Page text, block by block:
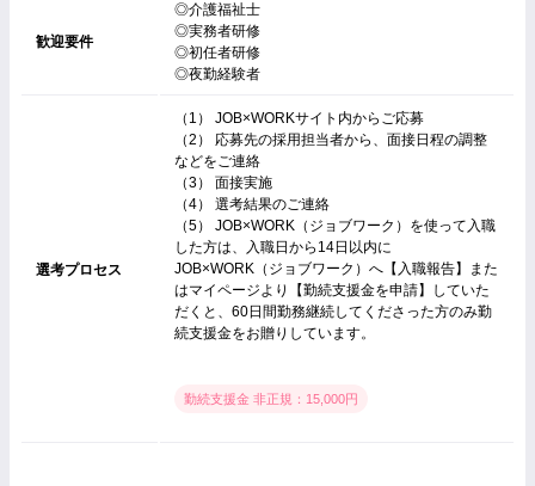
歓迎要件
◎介護福祉士
◎実務者研修
◎初任者研修
◎夜勤経験者
選考プロセス
（1） JOB×WORKサイト内からご応募
（2） 応募先の採用担当者から、面接日程の調整
などをご連絡
（3） 面接実施
（4） 選考結果のご連絡
（5） JOB×WORK（ジョブワーク）を使って入職
した方は、入職日から14日以内に
JOB×WORK（ジョブワーク）へ【入職報告】また
はマイページより【勤続支援金を申請】していた
だくと、60日間勤務継続してくださった方のみ勤
続支援金をお贈りしています。
勤続支援金 非正規：15,000円